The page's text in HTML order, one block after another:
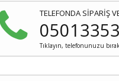
TELEFONDA SİPARİŞ
Tıklayın, telefonunuzu